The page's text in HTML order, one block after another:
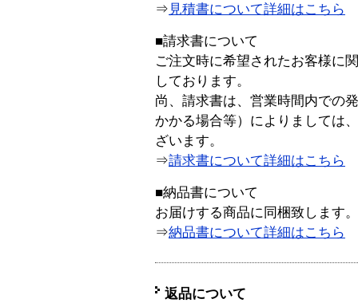
⇒ 見積書について詳細はこちら
■請求書について
ご注文時に希望されたお客様に
しております。
尚、請求書は、営業時間内での
かかる場合等）によりましては
ざいます。
⇒請求書について詳細はこちら
■納品書について
お届けする商品に同梱致します。
⇒納品書について詳細はこちら
返品について